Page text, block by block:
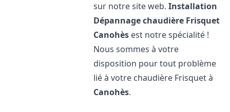
sur notre site web.Installation
Dépannage chaudière Frisquet
Canohès est notre spécialité !
Nous sommes à votre
disposition pour tout problème
lié à votre chaudière Frisquet à
Canohès.